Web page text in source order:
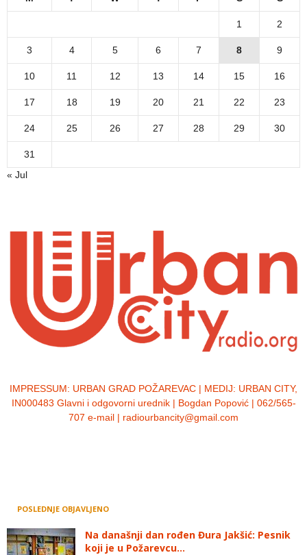
1 2
3 4 5 6 7 8 9
10 11 12 13 14 15 16
17 18 19 20 21 22 23
24 25 26 27 28 29 30
31
« Jul
IMPRESSUM: URBAN GRAD POŽAREVAC | MEDIJ: URBAN CITY,
IN000483 Glavni i odgovorni urednik | Bogdan Popović | 062/565-
707 e-mail | radiourbancity@gmail.com
POSLEDNJE OBJAVLJENO
Na današnji dan rođen Đura Jakšić: Pesnik
koji je u Požarevcu...